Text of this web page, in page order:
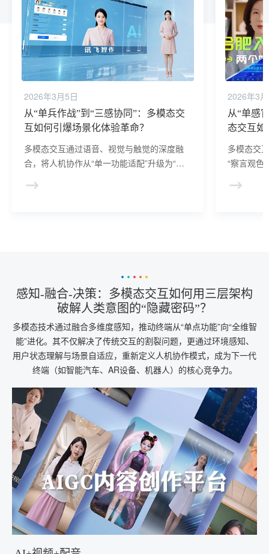
2026年3月5日
从“单兵作战”到“三感协同”：多模态交
互如何引爆场景化体验革命？
多模态交互通过语音、视觉与触觉的深度融
合，将人机协作从“单一功能适配”升级为“全
裂问题，更通过多感官协同，在工业安全、
2026年3
从“单感
态交互
多模态交
“察言观色
碎片化问
感知-融合-决策：多模态交互如何用三层架构
破解人类意图的“隐藏密码”？
多模态技术通过融合多维度感知，推动终端从“单点功能”向“全维智
能”进化。其不仅解决了传统交互的割裂问题，更通过环境感知、
用户状态理解与场景自适应，重新定义人机协作模式，成为下一代
终端（如智能汽车、AR设备、机器人）的核心竞争力。